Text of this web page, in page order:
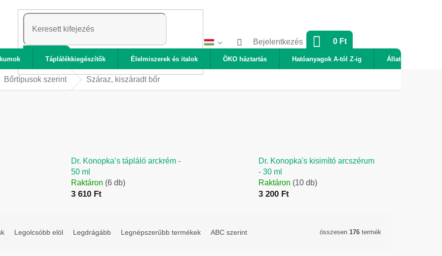
KERESÉS
Bejelentkezés KOSÁR
0 Ft
Táplálékkiegészítők Élelmiszerek és italok ÖKO háztartás Hatóanyagok A-tól Z-ig Állatok
Bőrtípusok szerint Száraz, kiszáradt bőr
Dr. Konopka’s tápláló arckrém -
50 ml
Raktáron (6 db)
3 610 Ft
Dr. Konopka's kisimító arcszérum
- 30 ml
Raktáron (10 db)
3 200 Ft
Legolcsóbb elöl Legdrágább Legnépszerűbb termékek ABC szerint összesen 176 termék